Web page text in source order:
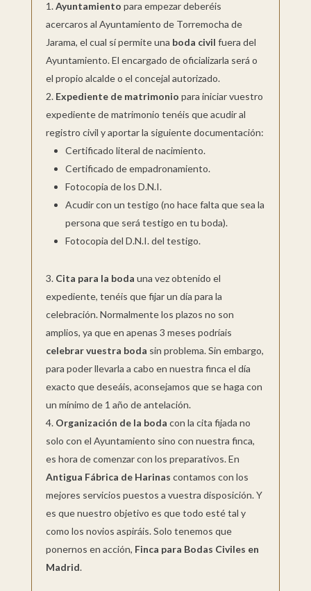
Ayuntamiento para empezar deberéis
acercaros al Ayuntamiento de Torremocha de
Jarama, el cual sí permite una boda civil fuera del
Ayuntamiento. El encargado de oficializarla será o
el propio alcalde o el concejal autorizado.
Expediente de matrimonio para iniciar vuestro
expediente de matrimonio tenéis que acudir al
registro civil y aportar la siguiente documentación:
Certificado literal de nacimiento.
Certificado de empadronamiento.
Fotocopia de los D.N.I.
Acudir con un testigo (no hace falta que sea la
persona que será testigo en tu boda).
Fotocopia del D.N.I. del testigo.
Cita para la boda una vez obtenido el
expediente, tenéis que fijar un día para la
celebración. Normalmente los plazos no son
amplios, ya que en apenas 3 meses podríais
celebrar vuestra boda sin problema. Sin embargo,
para poder llevarla a cabo en nuestra finca el día
exacto que deseáis, aconsejamos que se haga con
un mínimo de 1 año de antelación.
Organización de la boda con la cita fijada no
solo con el Ayuntamiento sino con nuestra finca,
es hora de comenzar con los preparativos. En
Antigua Fábrica de Harinas contamos con los
mejores servicios puestos a vuestra disposición. Y
es que nuestro objetivo es que todo esté tal y
como los novios aspiráis. Solo tenemos que
ponernos en acción, Finca para Bodas Civiles en
Madrid.